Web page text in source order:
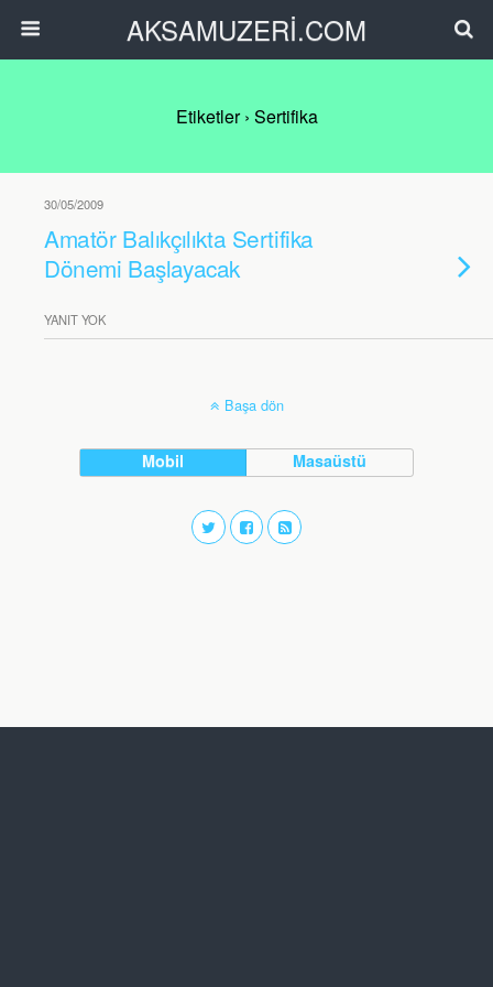
AKSAMUZERİ.COM
Etiketler › Sertifika
30/05/2009
Amatör Balıkçılıkta Sertifika
Dönemi Başlayacak
YANIT YOK
Başa dön
Mobil Masaüstü